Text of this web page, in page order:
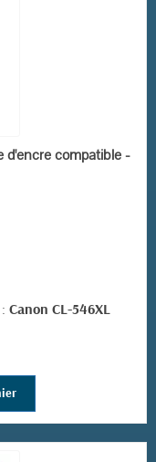
compatible -
Canon CL-546XL